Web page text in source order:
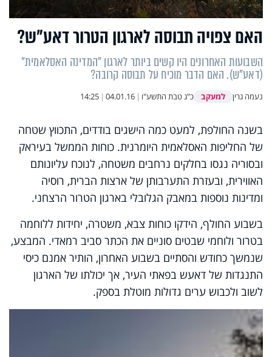
האם צפויה תבוסה לארגון הטרור דאע"ש?
השבועות האחרונים היו קשים ביותר לארגון "המדינה האסלאמית"
(דאע"ש). האם הדבר מוכיח על תבוסה קרובה?
נעמה גרין למעקב כ"ג טבת התשע"ו |
04.01.16
|
14:25
בשנה החולפת, למעט כמה הישגים בודדים, התכווץ שטחה
של החליפות האסלאמית היומרנית. כוחות הממשל בעיראק
ובסוריה נגסו בחלקים נרחבים משטחה, לנוכח עליונותם
האווירית, ובעזרת התערבותן של ארצות הברית, רוסיה
ומדינות נוספות במאבק הגלובלי בארגון הטרור הרצחני.
בשבוע החולף, הידקו כוחות צבא, משטרה, יחידות ללוחמה
בטרור ולוחמי שבטים סוניים את הכתר סביב רמאדי. המבצע,
שנמשך כחודש והסתיים בשבוע האחרון, הותיר אמנם כיסי
התנגדות של דאעש בפאתי העיר, אך יכולתו של הארגון
לשוב ולכבוש ערים גדולות מוטלת בספק.